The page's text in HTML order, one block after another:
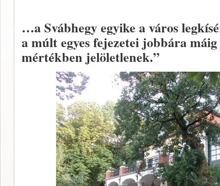
…a Svábhegy egyike a város
a múlt egyes fejezetei jobbára
mértékben jelöletlenek.”